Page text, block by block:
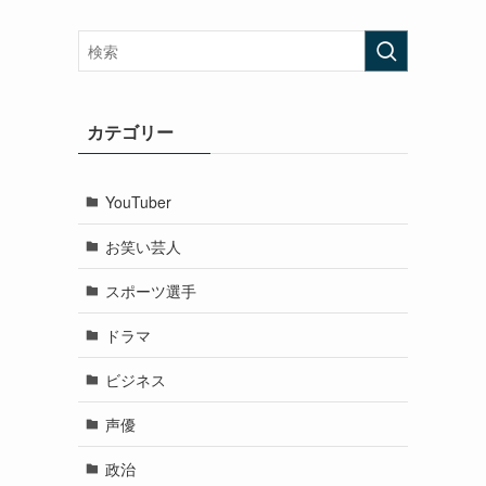
カテゴリー
YouTuber
お笑い芸人
スポーツ選手
ドラマ
ビジネス
声優
政治